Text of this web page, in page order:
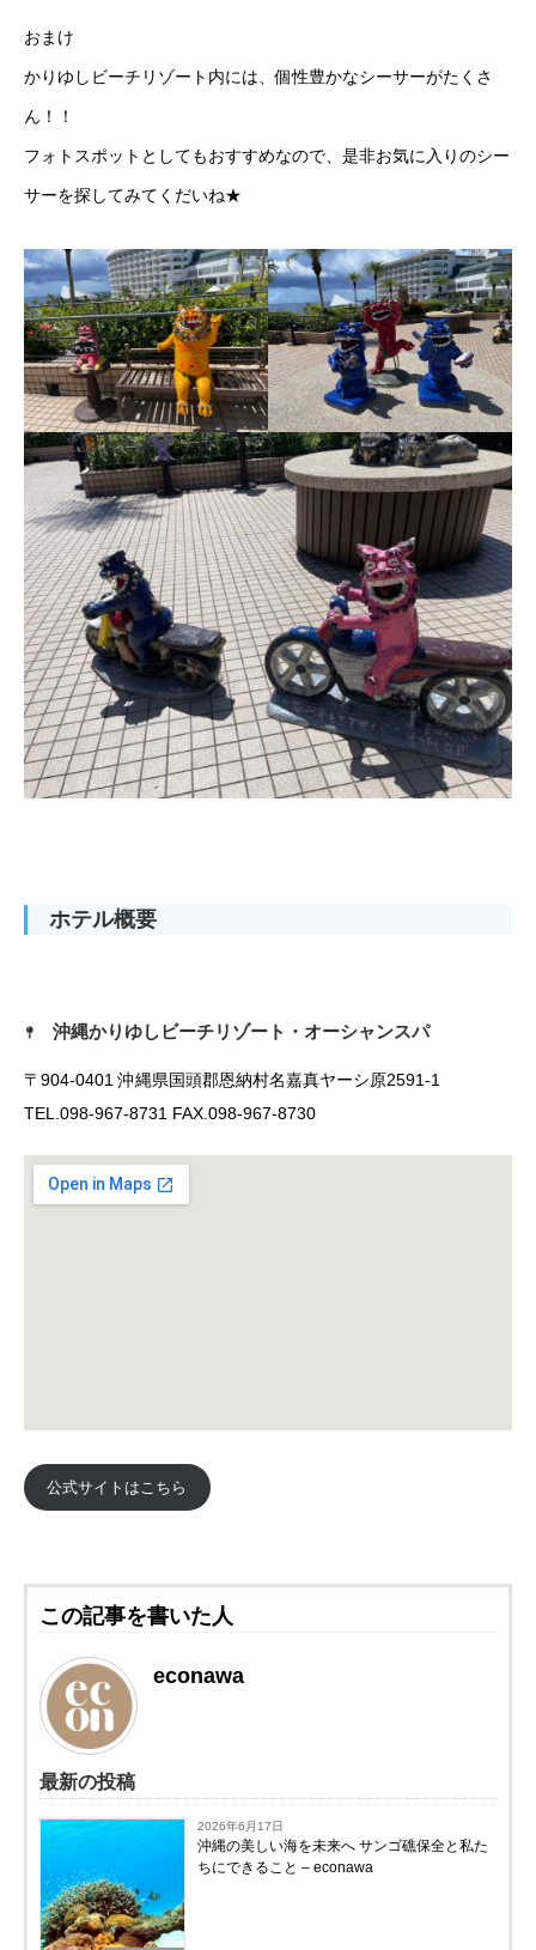
おまけ
かりゆしビーチリゾート内には、個性豊かなシーサーがたくさ
ん！！
フォトスポットとしてもおすすめなので、是非お気に入りのシー
サーを探してみてくだいね★
ホテル概要
沖縄かりゆしビーチリゾート・オーシャンスパ
〒904-0401 沖縄県国頭郡恩納村名嘉真ヤーシ原2591-1
TEL.098-967-8731 FAX.098-967-8730
公式サイトはこちら
この記事を書いた人
econawa
最新の投稿
2026年6月17日
沖縄の美しい海を未来へ サンゴ礁保全と私た
ちにできること – econawa